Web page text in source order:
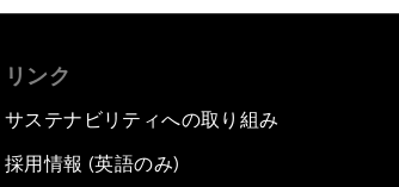
リンク
サステナビリティへの取り組み
採用情報 (英語のみ)